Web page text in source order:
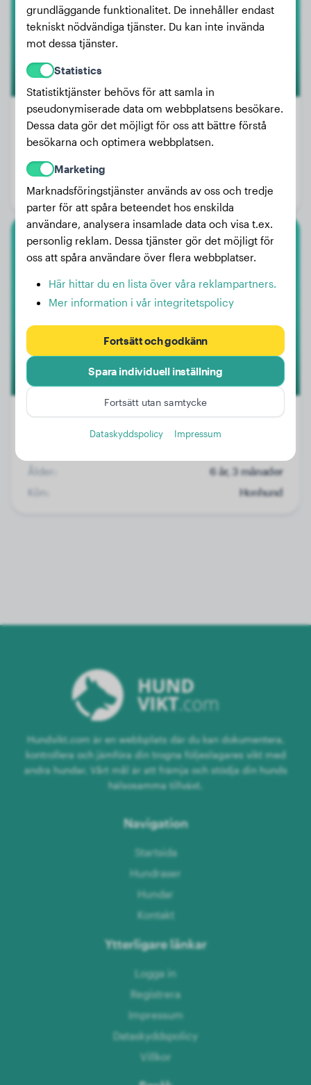
Ålder:
Kön:
Hanhund
Basenji
Bandama
Ålder:
6 år, 3 månader
Kön:
Honhund
Hundvikt.com är en webbplats där du kan dokumentera,
kontrollera och jämföra din trogna följeslagares vikt med
andra hundar. Vårt mål är att främja och stödja din hunds
hälsosamma tillväxt.
Navigation
Startsida
Hundraser
Hundar
Kontakt
Ytterligare länkar
Logga in
Registrera
Impressum
Dataskyddspolicy
Villkor
grundläggande funktionalitet. De innehåller endast
tekniskt nödvändiga tjänster. Du kan inte invända
mot dessa tjänster.
Statistics
Statistiktjänster behövs för att samla in
pseudonymiserade data om webbplatsens besökare.
Dessa data gör det möjligt för oss att bättre förstå
besökarna och optimera webbplatsen.
Marketing
Marknadsföringstjänster används av oss och tredje
parter för att spåra beteendet hos enskilda
användare, analysera insamlade data och visa t.ex.
personlig reklam. Dessa tjänster gör det möjligt för
oss att spåra användare över flera webbplatser.
Här hittar du en lista över våra reklampartners.
Mer information i vår integritetspolicy
Fortsätt och godkänn
Spara individuell inställning
Fortsätt utan samtycke
Dataskyddspolicy Impressum